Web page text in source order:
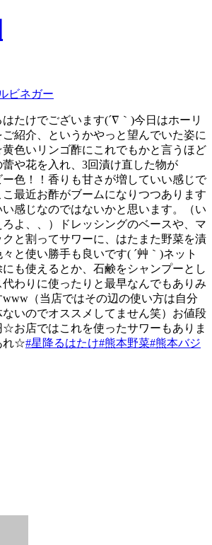
ビネガー
たけでございます(´∇｀)今日はホーリ
紹介、というかやっと望んでいた姿に
色いリンゴ酢にこれでもかと言うほど
や花を入れ、3回漬け直した物が
色！！香りも甘さが増していい感じで
最近お酢がブームになりつつあります
感じなのではないかと思います。（い
よ、、）ドレッシングのベースや、マ
クと割ってサワーに、はたまた野菜を漬
と使い勝手も良いです( ´艸｀)ネット
も使えるとか、石鹸をシャンプーとし
わりに使ったりと最早なんでもありみ
（当店ではその辺の使い方は自分
いのでオススメしてません笑）お値段
☆お店ではこれを使ったサワーもありま
れ☆#星降るはたけ#熊本野菜#熊本バジ